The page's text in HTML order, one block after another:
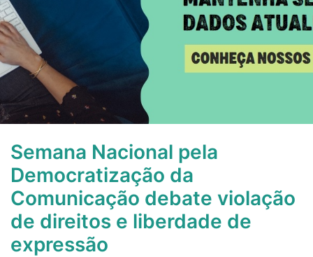
Semana Nacional pela
Democratização da
Comunicação debate violação
de direitos e liberdade de
expressão